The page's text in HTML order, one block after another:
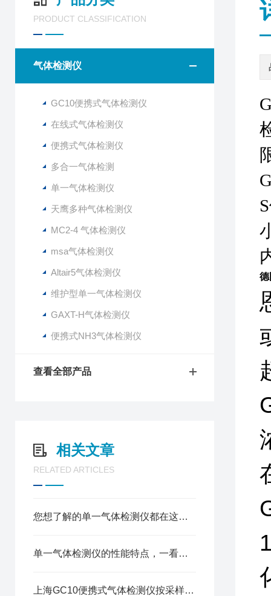
PRODUCT CLASSIFICATION
气体检测仪
GC10便携式气体检测仪
在线式气体检测仪
便携式气体检测仪
多合一气体检测
单一气体检测仪
天鹰多种气体检测仪
MC2-4 气体检测仪
msa气体检测仪
Altair5气体检测仪
维护型单一气体检测仪
GAXT-H气体检测仪
便携式NH3气体检测仪
查看全部产品
相关文章
RELATED ARTICLES
您想了解的单一气体检测仪都在这里了
单一气体检测仪的性能特点，一看便知
上海GC10便携式气体检测仪按采样原理可这样分类
德